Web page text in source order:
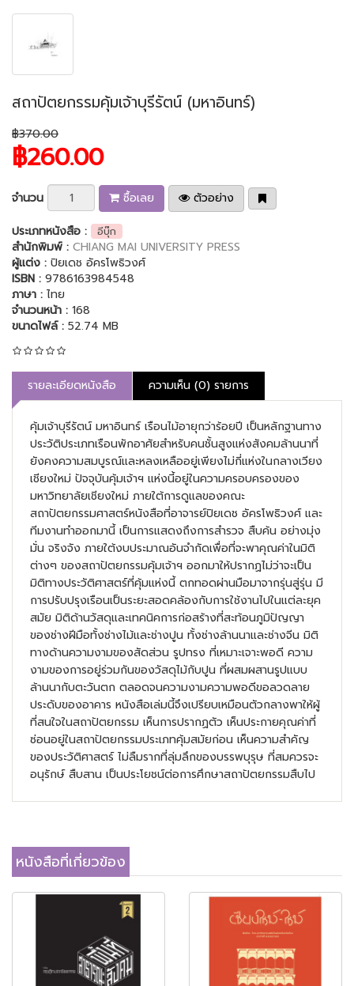
สถาปัตยกรรมคุ้มเจ้าบุรีรัตน์ (มหาอินทร์)
฿370.00
฿260.00
จำนวน ซื้อเลย
ตัวอย่าง
ประเภทหนังสือ :
อีบุ๊ก
สำนักพิมพ์ : CHIANG MAI UNIVERSITY PRESS
ผู้แต่ง : ปิยเดช อัครโพธิวงศ์
ISBN : 9786163984548
ภาษา : ไทย
จำนวนหน้า : 168
ขนาดไฟล์ : 52.74 MB
รายละเอียดหนังสือ ความเห็น (0) รายการ
คุ้มเจ้าบุรีรัตน์ มหาอินทร์ เรือนไม้อายุกว่าร้อยปี เป็นหลักฐานทาง
ประวัติประเภทเรือนพักอาศัยสำหรับคนชั้นสูงแห่งสังคมล้านนาที่
ยังคงความสมบูรณ์และหลงเหลืออยู่เพียงไม่กี่แห่งในกลางเวียง
เชียงใหม่ ปัจจุบันคุ้มเจ้าฯ แห่งนี้อยู่ในความครอบครองของ
มหาวิทยาลัยเชียงใหม่ ภายใต้การดูแลของคณะ
สถาปัตยกรรมศาสตร์หนังสือที่อาจารย์ปิยเดช อัครโพธิวงศ์ และ
ทีมงานทำออกมานี้ เป็นการแสดงถึงการสำรวจ สืบค้น อย่างมุ่ง
มั่น จริงจัง ภายใต้งบประมาณอันจำกัดเพื่อที่จะพาคุณค่าในมิติ
ต่างๆ ของสถาปัตยกรรมคุ้มเจ้าฯ ออกมาให้ปรากฏไม่ว่าจะเป็น
มิติทางประวัติศาสตร์ที่คุ้มแห่งนี้ ตกทอดผ่านมือมาจากรุ่นสู่รุ่น มี
การปรับปรุงเรือนเป็นระยะสอดคล้องกับการใช้งานไปในแต่ละยุค
สมัย มิติด้านวัสดุและเทคนิคการก่อสร้างที่สะท้อนภูมิปัญญา
ของช่างฝีมือทั้งช่างไม้และช่างปูน ทั้งช่างล้านนาและช่างจีน มิติ
ทางด้านความงามของสัดส่วน รูปทรง ที่เหมาะเจาะพอดี ความ
งามของการอยู่ร่วมกันของวัสดุไม้กับปูน ที่ผสมผสานรูปแบบ
ล้านนากับตะวันตก ตลอดจนความงามความพอดีขอลวดลาย
ประดับของอาคาร หนังสือเล่มนี้จึงเปรียบเหมือนตัวกลางพาให้ผู้
ที่สนใจในสถาปัตยกรรม เห็นการปรากฏตัว เห็นประกายคุณค่าที่
ซ่อนอยู่ในสถาปัตยกรรมประเภทคุ้มสมัยก่อน เห็นความสำคัญ
ของประวัติศาสตร์ ไม่ลืมรากที่ลุ่มลึกของบรรพบุรุษ ที่สมควรจะ
อนุรักษ์ สืบสาน เป็นประโยชน์ต่อการศึกษาสถาปัตยกรรมสืบไป
หนังสือที่เกี่ยวข้อง